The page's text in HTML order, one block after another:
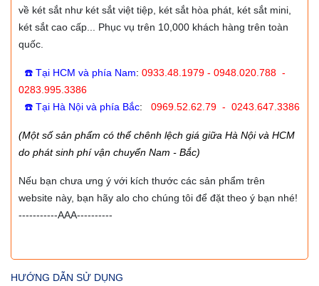
về két sắt như két sắt việt tiệp, két sắt hòa phát, két sắt mini,
két sắt cao cấp... Phục vụ trên 10,000 khách hàng trên toàn
quốc.
☎️ Tại HCM và phía Nam: 0933.48.1979 - 0948.020.788 -
0283.995.3386
☎️ Tại Hà Nội và phía Bắc: 0969.52.62.79 - 0243.647.3386
(Một số sản phẩm có thể chênh lệch giá giữa Hà Nội và HCM
do phát sinh phí vận chuyển Nam - Bắc)
Nếu bạn chưa ưng ý với kích thước các sản phẩm trên
website này, bạn hãy alo cho chúng tôi để đặt theo ý bạn nhé!
-----------AAA----------
HƯỚNG DẪN SỬ DỤNG